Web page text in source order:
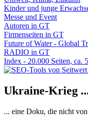
Kinder und junge
Messe und Event
Autoren in GT
Firmenseiten in GT
Future of Water - Global
RADIO in GT
Index - 20.000 Seiten, ca.
Ukraine-Krieg
... eine Doku, die nicht